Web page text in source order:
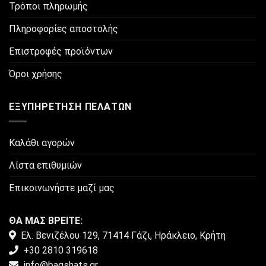
μπορούν
επιλεγούν
στη
σελίδα
Τρόποι πληρωμής
Πληροφορίες αποστολής
Επιστροφές προϊόντων
Όροι χρήσης
ΕΞΥΠΗΡΈΤΗΣΗ ΠΕΛΑΤΏΝ
Καλάθι αγορών
Λίστα επιθυμιών
Επικοινωνήστε μαζί μας
ΘΑ ΜΑΣ ΒΡΕΙΤΕ:
Ελ. Βενιζέλου 129, 71414 Γάζι, Ηράκλειο, Κρήτη
+30 2810 319618